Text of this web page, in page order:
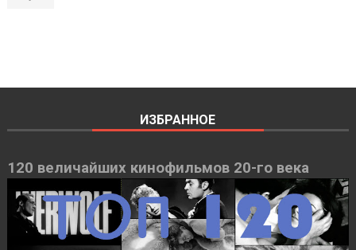
ИЗБРАННОЕ
120 величайших кинофильмов 20-го века